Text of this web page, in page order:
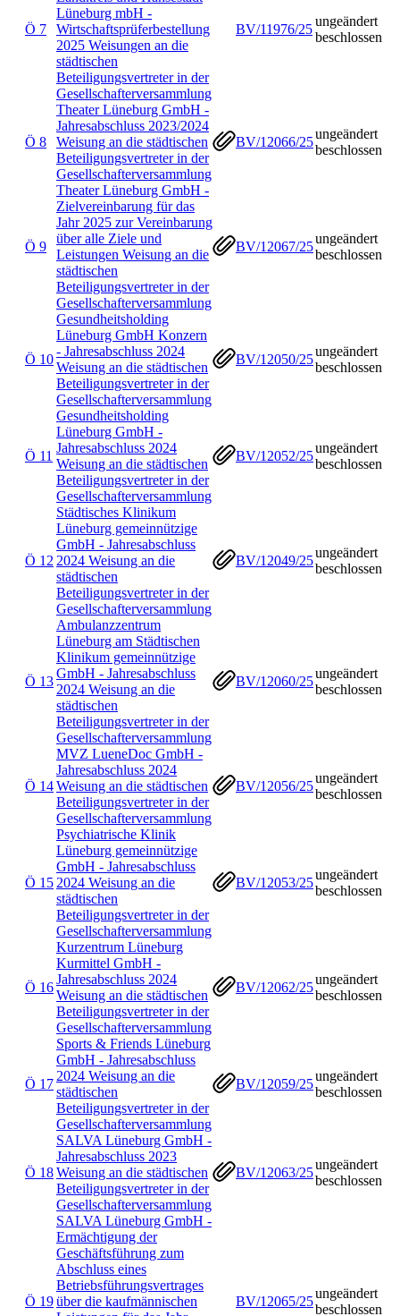
Ö 7
Lüneburg mbH -
Wirtschaftsprüferbestellung
2025 Weisungen an die
städtischen
Beteiligungsvertreter in der
Gesellschafterversammlung
BV/11976/25
ungeändert
beschlossen
Ö 8
Theater Lüneburg GmbH -
Jahresabschluss 2023/2024
Weisung an die städtischen
Beteiligungsvertreter in der
Gesellschafterversammlung
BV/12066/25
ungeändert
beschlossen
Ö 9
Theater Lüneburg GmbH -
Zielvereinbarung für das
Jahr 2025 zur Vereinbarung
über alle Ziele und
Leistungen Weisung an die
städtischen
Beteiligungsvertreter in der
Gesellschafterversammlung
BV/12067/25
ungeändert
beschlossen
Ö 10
Gesundheitsholding
Lüneburg GmbH Konzern
- Jahresabschluss 2024
Weisung an die städtischen
Beteiligungsvertreter in der
Gesellschafterversammlung
BV/12050/25
ungeändert
beschlossen
Ö 11
Gesundheitsholding
Lüneburg GmbH -
Jahresabschluss 2024
Weisung an die städtischen
Beteiligungsvertreter in der
Gesellschafterversammlung
BV/12052/25
ungeändert
beschlossen
Ö 12
Städtisches Klinikum
Lüneburg gemeinnützige
GmbH - Jahresabschluss
2024 Weisung an die
städtischen
Beteiligungsvertreter in der
Gesellschafterversammlung
BV/12049/25
ungeändert
beschlossen
Ö 13
Ambulanzzentrum
Lüneburg am Städtischen
Klinikum gemeinnützige
GmbH - Jahresabschluss
2024 Weisung an die
städtischen
Beteiligungsvertreter in der
Gesellschafterversammlung
BV/12060/25
ungeändert
beschlossen
Ö 14
MVZ LueneDoc GmbH -
Jahresabschluss 2024
Weisung an die städtischen
Beteiligungsvertreter in der
Gesellschafterversammlung
BV/12056/25
ungeändert
beschlossen
Ö 15
Psychiatrische Klinik
Lüneburg gemeinnützige
GmbH - Jahresabschluss
2024 Weisung an die
städtischen
Beteiligungsvertreter in der
Gesellschafterversammlung
BV/12053/25
ungeändert
beschlossen
Ö 16
Kurzentrum Lüneburg
Kurmittel GmbH -
Jahresabschluss 2024
Weisung an die städtischen
Beteiligungsvertreter in der
Gesellschafterversammlung
BV/12062/25
ungeändert
beschlossen
Ö 17
Sports & Friends Lüneburg
GmbH - Jahresabschluss
2024 Weisung an die
städtischen
Beteiligungsvertreter in der
Gesellschafterversammlung
BV/12059/25
ungeändert
beschlossen
Ö 18
SALVA Lüneburg GmbH -
Jahresabschluss 2023
Weisung an die städtischen
Beteiligungsvertreter in der
Gesellschafterversammlung
BV/12063/25
ungeändert
beschlossen
Ö 19
SALVA Lüneburg GmbH -
Ermächtigung der
Geschäftsführung zum
Abschluss eines
Betriebsführungsvertrages
über die kaufmännischen
BV/12065/25
ungeändert
beschlossen